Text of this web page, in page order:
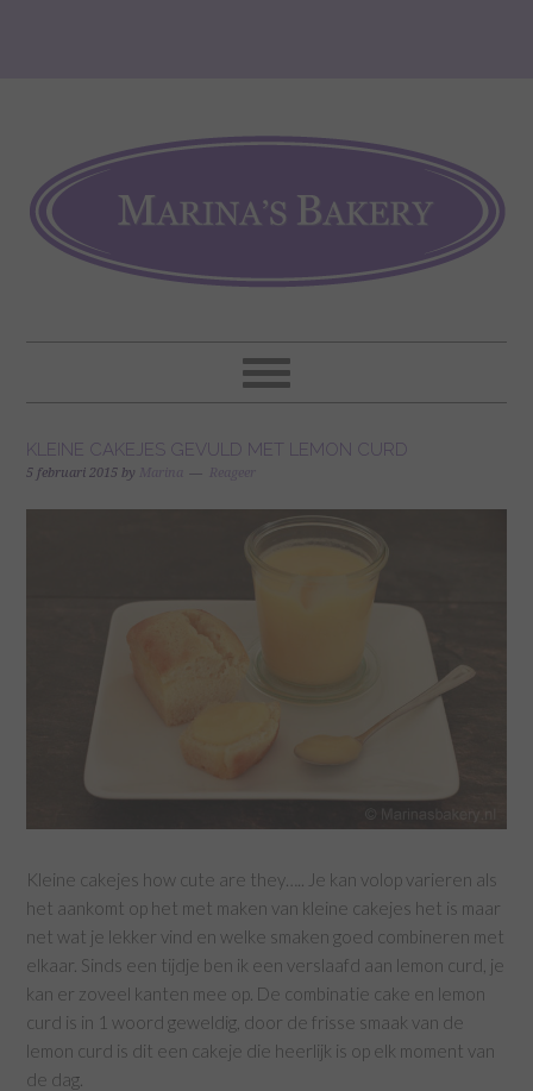
KLEINE CAKEJES GEVULD MET LEMON CURD
5 februari 2015 by Marina Reageer
Kleine cakejes how cute are they….. Je kan volop varieren als
het aankomt op het met maken van kleine cakejes het is maar
net wat je lekker vind en welke smaken goed combineren met
elkaar. Sinds een tijdje ben ik een verslaafd aan lemon curd, je
kan er zoveel kanten mee op. De combinatie cake en lemon
curd is in 1 woord geweldig, door de frisse smaak van de
lemon curd is dit een cakeje die heerlijk is op elk moment van
de dag.